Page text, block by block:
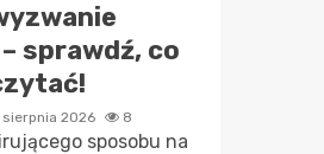
sprawdź, co
sierpnia 2026 8
sposobu na